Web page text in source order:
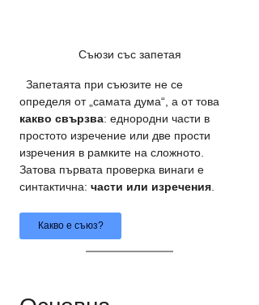
Съюзи със запетая
определя от „самата дума“, а от това
какво свързва: еднородни части в
простото изречение или две прости
изречения в рамките на сложното.
Затова първата проверка винаги е
синтактична: части или изречения
Какво е съюз?